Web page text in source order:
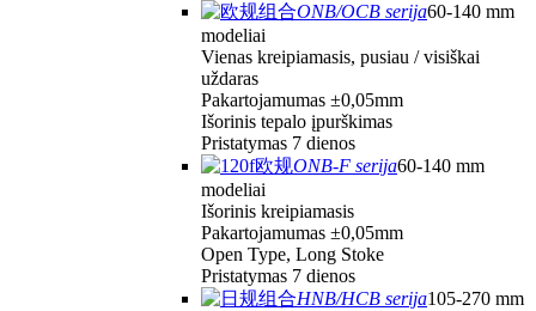
ONB/OCB serija60-140 mm
modeliai
Vienas kreipiamasis, pusiau / visiškai
uždaras
Pakartojamumas ±0,05mm
Išorinis tepalo įpurškimas
Pristatymas 7 dienos
ONB-F serija60-140 mm
modeliai
Išorinis kreipiamasis
Pakartojamumas ±0,05mm
Open Type, Long Stoke
Pristatymas 7 dienos
HNB/HCB serija105-270 mm